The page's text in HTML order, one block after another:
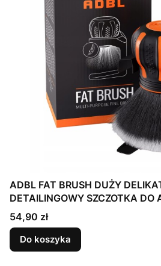
ADBL FAT BRUSH DUŻY
DETAILINGOWY SZCZOTKA DO
Cena
54,90 zł
Do koszyka